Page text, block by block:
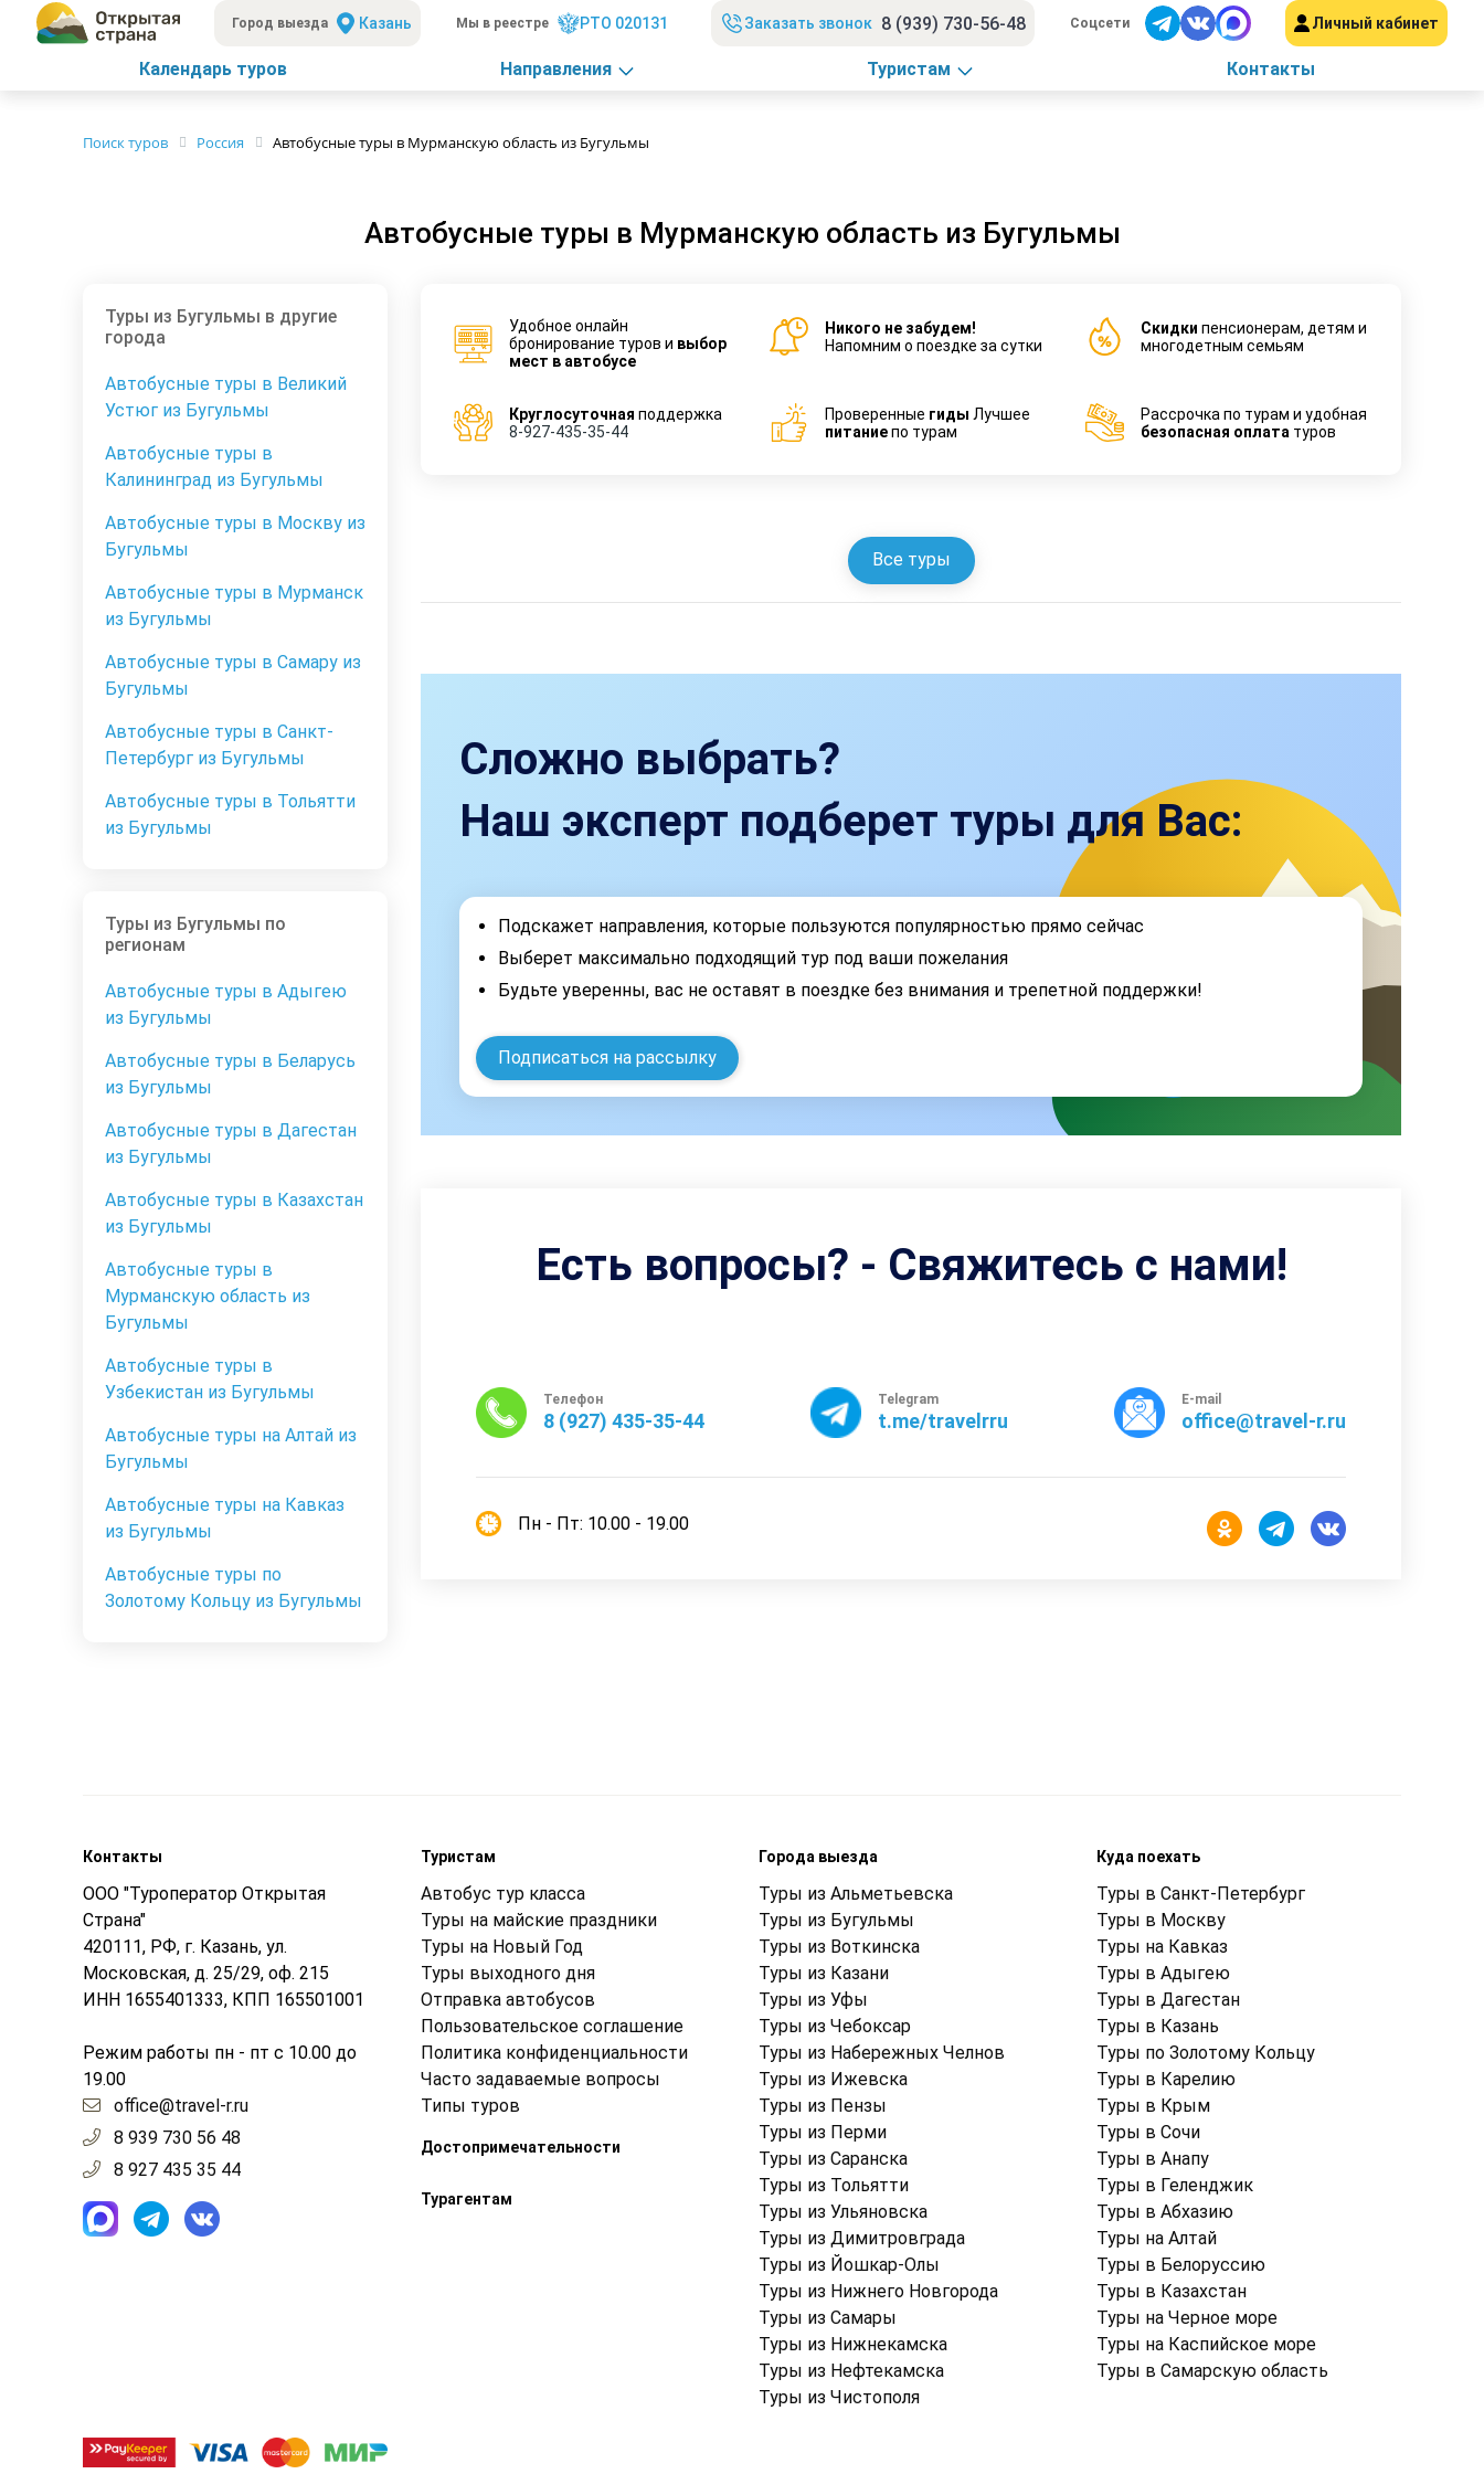
Город выезда Казань Мы в реестре РТО 020131 Заказать звонок 8 (939) 730-56-48 Соцсети Личный кабинет
Календарь туров Направления Туристам Контакты
Поиск туров Россия Автобусные туры в Мурманскую область из Бугульмы
Автобусные туры в Мурманскую область из Бугульмы
Туры из Бугульмы в другие
города
Автобусные туры в Великий
Устюг из Бугульмы
Автобусные туры в
Калининград из Бугульмы
Автобусные туры в Москву из
Бугульмы
Автобусные туры в Мурманск
из Бугульмы
Автобусные туры в Самару из
Бугульмы
Автобусные туры в Санкт-
Петербург из Бугульмы
Автобусные туры в Тольятти
из Бугульмы
Туры из Бугульмы по
регионам
Автобусные туры в Адыгею
из Бугульмы
Автобусные туры в Беларусь
из Бугульмы
Автобусные туры в Дагестан
из Бугульмы
Автобусные туры в Казахстан
из Бугульмы
Автобусные туры в
Мурманскую область из
Бугульмы
Автобусные туры в
Узбекистан из Бугульмы
Автобусные туры на Алтай из
Бугульмы
Автобусные туры на Кавказ
из Бугульмы
Автобусные туры по
Золотому Кольцу из Бугульмы
Удобное онлайн
бронирование туров и выбор
мест в автобусе
Никого не забудем!
Напомним о поездке за сутки
Cкидки пенсионерам, детям и
многодетным семьям
Круглосуточная поддержка
8-927-435-35-44
Проверенные гиды Лучшее
питаниепо турам
Рассрочка по турам и удобная
безопасная оплата туров
Все туры
Сложно выбрать?
Наш эксперт подберет туры для Вас:
Подскажет направления, которые пользуются популярностью прямо сейчас
Выберет максимально подходящий тур под ваши пожелания
Будьте уверенны, вас не оставят в поездке без внимания и трепетной поддержки!
Подписаться на рассылку
Есть вопросы? - Свяжитесь с нами!
Телефон
8 (927) 435-35-44
Telegram
t.me/travelrru
E-mail
office@travel-r.ru
Пн - Пт: 10.00 - 19.00
Контакты
ООО "Туроператор Открытая
Страна"
420111, РФ, г. Казань, ул.
Московская, д. 25/29, оф. 215
ИНН 1655401333, КПП 165501001
Режим работы пн - пт с 10.00 до
19.00
office@travel-r.ru
8 939 730 56 48
8 927 435 35 44
Туристам
Автобус тур класса
Туры на майские праздники
Туры на Новый Год
Туры выходного дня
Отправка автобусов
Пользовательское соглашение
Политика конфиденциальности
Часто задаваемые вопросы
Типы туров
Достопримечательности
Турагентам
Города выезда
Туры из Альметьевска
Туры из Бугульмы
Туры из Воткинска
Туры из Казани
Туры из Уфы
Туры из Чебоксар
Туры из Набережных Челнов
Туры из Ижевска
Туры из Пензы
Туры из Перми
Туры из Саранска
Туры из Тольятти
Туры из Ульяновска
Туры из Димитровграда
Туры из Йошкар-Олы
Туры из Нижнего Новгорода
Туры из Самары
Туры из Нижнекамска
Туры из Нефтекамска
Туры из Чистополя
Куда поехать
Туры в Санкт-Петербург
Туры в Москву
Туры на Кавказ
Туры в Адыгею
Туры в Дагестан
Туры в Казань
Туры по Золотому Кольцу
Туры в Карелию
Туры в Крым
Туры в Cочи
Туры в Анапу
Туры в Геленджик
Туры в Абхазию
Туры на Алтай
Туры в Белоруссию
Туры в Казахстан
Туры на Черное море
Туры на Каспийское море
Туры в Самарскую область